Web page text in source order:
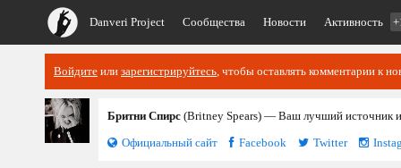
Danveri Project Сообщества Новости Активность
Войдите или зарегистрируйтесь, чтобы оставлять комментарии к
Бритни Спирс (Britney Spears) — Ваш лучший источник
Официальный сайт
Facebook Twitter